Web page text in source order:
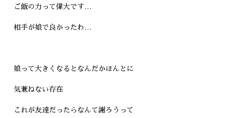
ご飯の力って偉大です…
相手が娘で良かったわ…
娘って大きくなるとなんだかほんとに
気兼ねない存在
これが友達だったらなんて謝ろうって